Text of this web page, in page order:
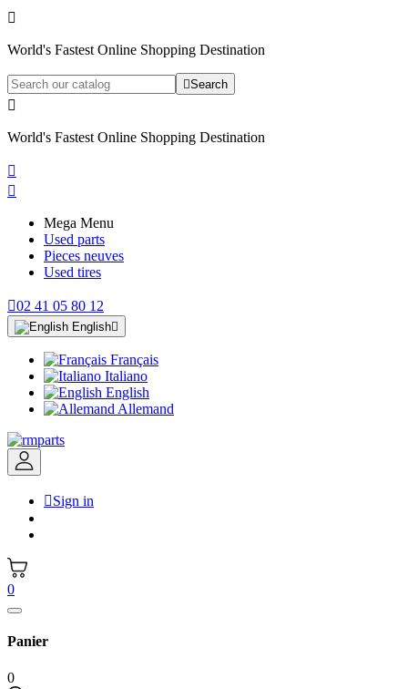

World's Fastest Online Shopping Destination
Search

World's Fastest Online Shopping Destination


Mega Menu
Used parts
Pieces neuves
Used tires
02 41 05 80 12
English
Français
Italiano
English
Allemand
Sign in
0
Panier
0